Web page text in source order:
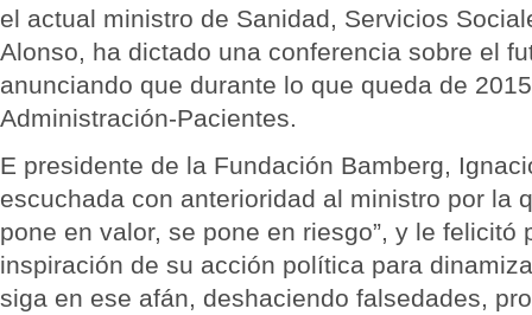
el actual ministro de Sanidad, Servicios
Alonso, ha dictado una conferencia sobre el
anunciando que durante lo que queda de
Administración-Pacientes.
E presidente de la Fundación Bamberg,
escuchada con anterioridad al ministro por la
pone en valor, se pone en riesgo”, y le felicitó
inspiración de su acción política para
siga en ese afán, deshaciendo falsedades,